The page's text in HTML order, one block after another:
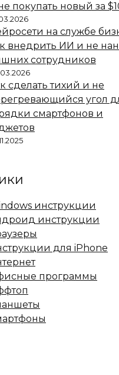
покупать новый за
на службе
внедрить ИИ и не
сотрудников
сделать тихий и не
угол
смартфонов и
инструкции
инструкции
для iPhone
программы